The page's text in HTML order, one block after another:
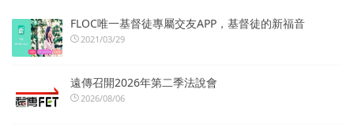
FLOC唯一基督徒專屬交友APP，基督徒的新福音
2021/03/29
遠傳召開2026年第二季法說會
2026/08/06